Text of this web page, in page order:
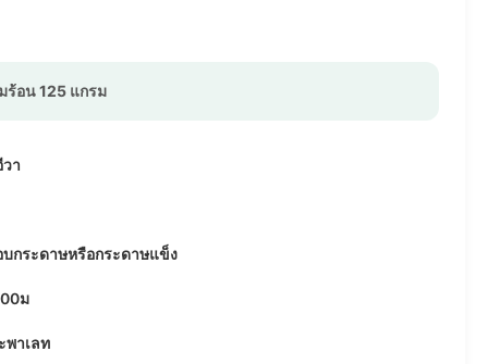
ร้อน 125 แกรม
า
บกระดาษหรือกระดาษแข็ง
ม
พาเลท